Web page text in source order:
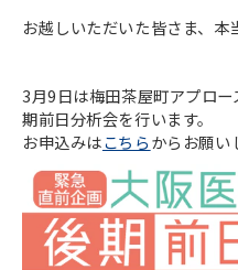
お越しいただいた皆さま、本
3月9日は梅田茶屋町アプロ
期前日分析会を行います。
お申込みはこちらからお願い